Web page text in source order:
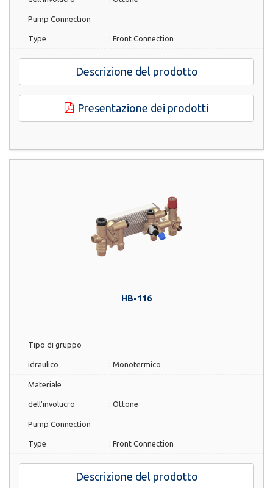
Pump Connection
Type : Front Connection
Descrizione del prodotto
Presentazione dei prodotti
HB-116
Tipo di gruppo
idraulico : Monotermico
Materiale
dell'involucro : Ottone
Pump Connection
Type : Front Connection
Descrizione del prodotto